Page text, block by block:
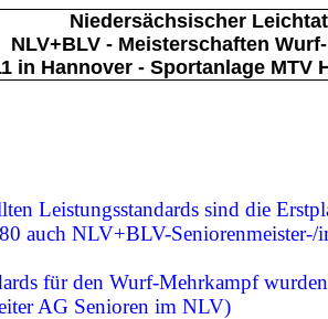
Niedersächsischer
NLV+BLV - Meisterschaften
in Hannover - Sportanlage MTV
Leistungsstandards sind die
auch NLV+BLV-Seniorenmeister-/
für den Wurf-Mehrkampf
AG Senioren im NLV)